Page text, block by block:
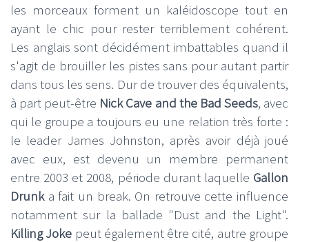
les morceaux forment un kaléidoscope tout en
ayant le chic pour rester terriblement cohérent.
Les anglais sont décidément imbattables quand il
s'agit de brouiller les pistes sans pour autant partir
dans tous les sens. Dur de trouver des équivalents,
à part peut-être Nick Cave and the Bad Seeds, avec
qui le groupe a toujours eu une relation très forte :
le leader James Johnston, après avoir déjà joué
avec eux, est devenu un membre permanent
entre 2003 et 2008, période durant laquelle Gallon
Drunk a fait un break. On retrouve cette influence
notamment sur la ballade "Dust and the Light".
Killing Joke peut également être cité, autre groupe